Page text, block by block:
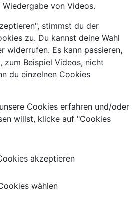
von Videos.
stimmst du der
zu. Du kannst deine Wahl
widerrufen. Es kann passieren,
zum Beispiel Videos, nicht
du einzelnen Cookies
Cookies erfahren und/oder
willst, klicke auf "Cookies
akzeptieren
wählen